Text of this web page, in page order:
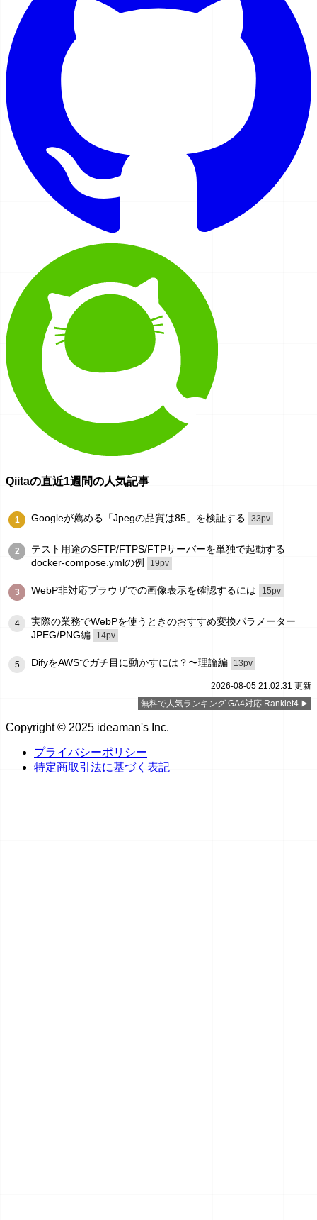
Qiitaの直近1週間の人気記事
1 Googleが薦める「Jpegの品質は85」を検証する 33pv
2
テスト用途のSFTP/FTPS/FTPサーバーを単独で起動する
docker-compose.ymlの例
19pv
3 WebP非対応ブラウザでの画像表示を確認するには 15pv
4
実際の業務でWebPを使うときのおすすめ変換パラメーター
JPEG/PNG編
14pv
5 DifyをAWSでガチ目に動かすには？〜理論編 13pv
2026-08-05 21:02:31 更新
無料で人気ランキング GA4対応 Ranklet4
Copyright © 2025 ideaman's Inc.
プライバシーポリシー
特定商取引法に基づく表記